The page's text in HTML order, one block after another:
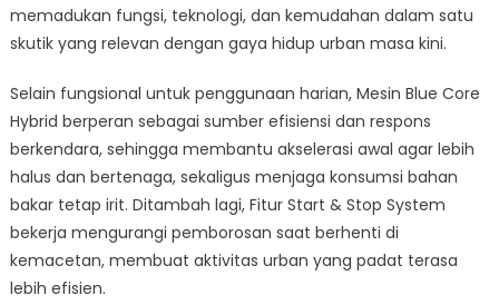
memadukan fungsi, teknologi, dan kemudahan dalam satu
skutik yang relevan dengan gaya hidup urban masa kini.
Selain fungsional untuk penggunaan harian, Mesin Blue Core
Hybrid berperan sebagai sumber efisiensi dan respons
berkendara, sehingga membantu akselerasi awal agar lebih
halus dan bertenaga, sekaligus menjaga konsumsi bahan
bakar tetap irit. Ditambah lagi, Fitur Start & Stop System
bekerja mengurangi pemborosan saat berhenti di
kemacetan, membuat aktivitas urban yang padat terasa
lebih efisien.